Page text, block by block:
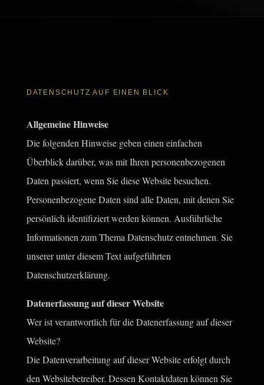
DATENSCHUTZ AUF EINEN BLICK
Allgemeine Hinweise
Die folgenden Hinweise geben einen einfachen
Überblick darüber, was mit Ihren personenbezogenen
Daten passiert, wenn Sie diese Website besuchen.
Personenbezogene Daten sind alle Daten, mit denen Sie
persönlich identifiziert werden können. Ausführliche
Informationen zum Thema Datenschutz entnehmen. Sie
unserer unter diesem Text aufgeführten
Datenschutzerklärung.
Datenerfassung auf dieser Website
Wer ist verantwortlich für die Datenerfassung auf dieser
Website?
Die Datenverarbeitung auf dieser Website erfolgt durch
den Websitebetreiber. Dessen Kontaktdaten können Sie